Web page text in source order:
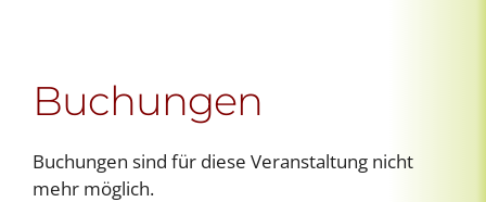
Buchungen
Buchungen sind für diese Veranstaltung nicht
mehr möglich.